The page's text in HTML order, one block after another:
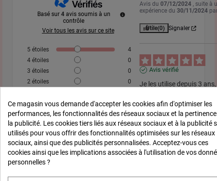
Basé sur 4 avis soumis à un
contrôle
Voir tous les avis sur ce site
5 étoiles
4
4 étoiles
0
3 étoiles
0
2 étoiles
0
Trier les avis
Avis du 07/12/2024 , suite à
expérience du 30/11/2024
Utile(0) Signaler
Avis vérifié
Je les utilise depuis 3
Avis du29/09/2024 , suite à
expérience du 24/09/2024
Utile(0) Signaler
Ce magasin vous demande d'accepter les cookies afin d'optimiser les
performances, les fonctionnalités des réseaux sociaux et la
la publicité. Les cookies tiers liés aux réseaux sociaux et à la publicité
utilisés pour vous offrir des fonctionnalités optimisées sur les réseaux
sociaux, ainsi que des publicités personnalisées. Acceptez-vous ces
cookies ainsi que les implications associées à l'utilisation de vos
personnelles ?